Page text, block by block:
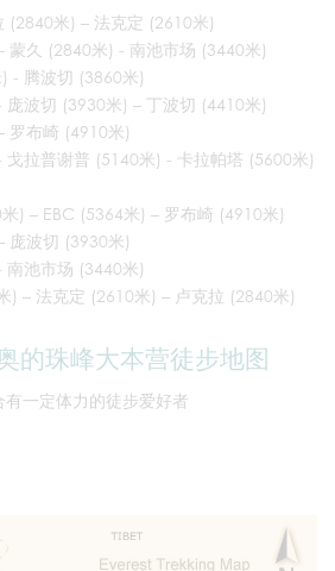
(2840米) – 法克定 (2610米)
蒙久 (2840米) - 南池市场 (3440米)
- 腾波切 (3860米)
波切 (3930米) – 丁波切 (4410米)
罗布崎 (4910米)
拉普谢普 (5140米) - 卡拉帕塔 (5600米)
) – EBC (5364米) – 罗布崎 (4910米)
庞波切 (3930米)
池市场 (3440米)
) – 法克定 (2610米) – 卢克拉 (2840米)
的珠峰大本营徒步地图
一定体力的徒步爱好者